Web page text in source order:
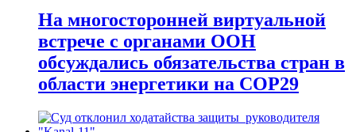
На многосторонней виртуальной
встрече с органами ООН
обсуждались обязательства стран в
области энергетики на COP29